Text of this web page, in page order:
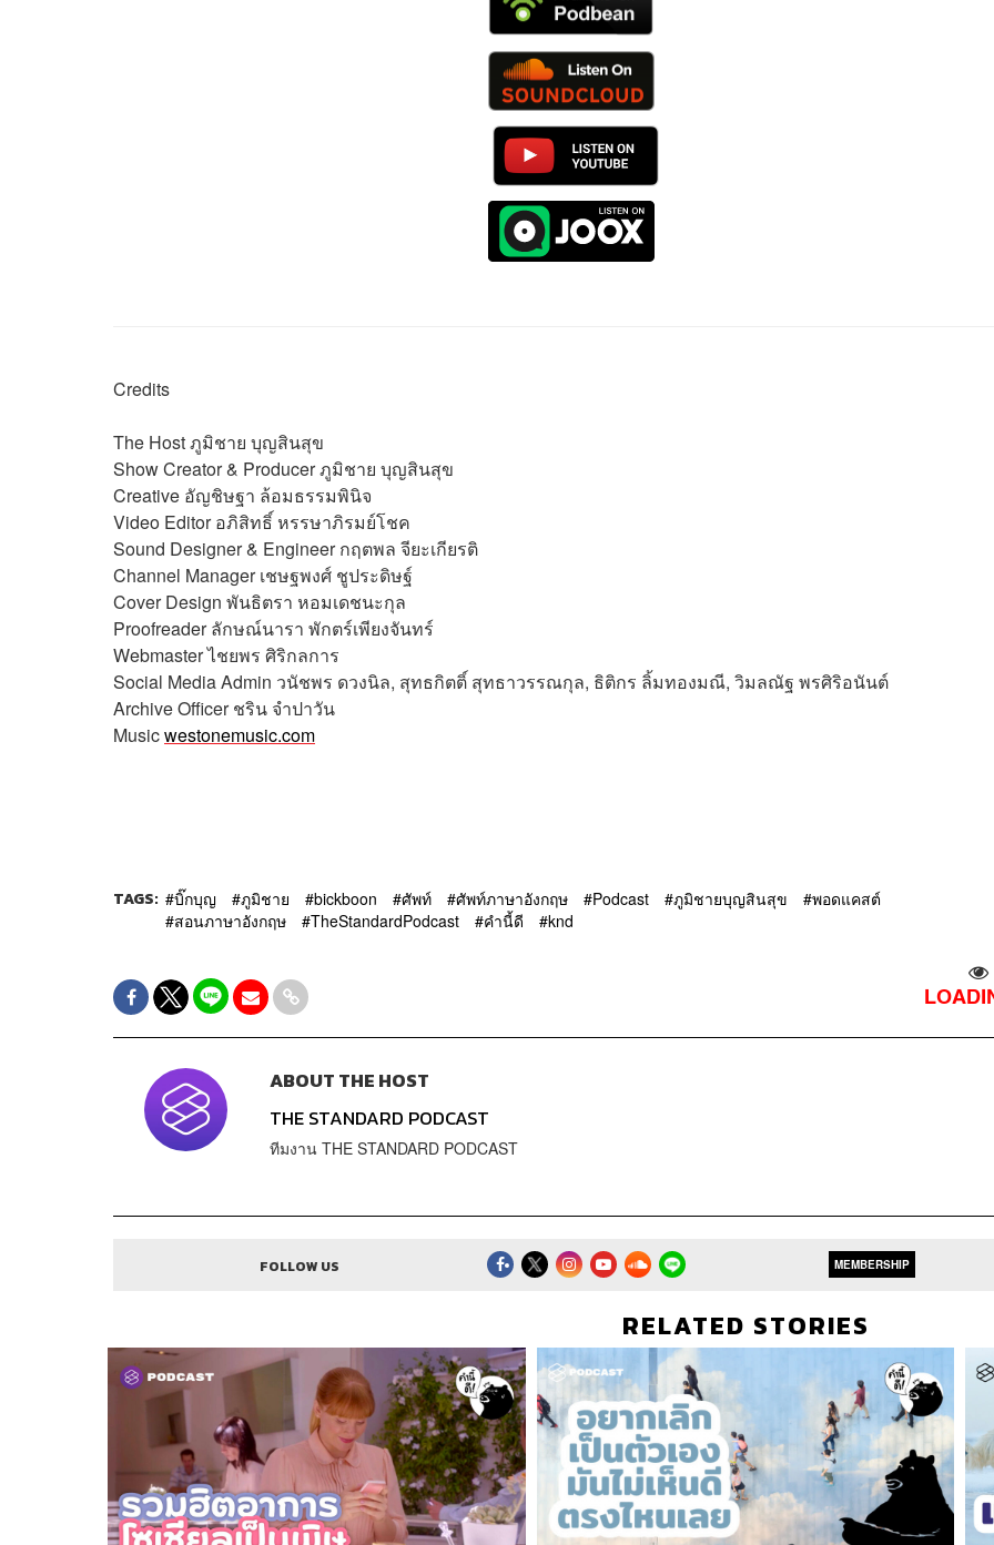
Credits
The Hostภูมิชาย บุญสินสุข
Show Creator & Producerภูมิชาย บุญสินสุข
Creative อัญชิษฐา ล้อมธรรมพินิจ
Video Editorอภิสิทธิ์​ หรรษาภิรมย์โชค
Sound Designer & Engineerกฤตพล จียะเกียรติ
Channel Managerเชษฐพงศ์ ชูประดิษฐ์
Cover Design พันธิตรา หอมเดชนะกุล
Proofreaderลักษณ์นารา พักตร์เพียงจันทร์
Webmasterไชยพร ศิริกลการ
Social Media Admin วนัชพร ดวงนิล, สุทธกิตติ์​ สุทธาวรรณกุล, ธิติกร ลิ้มทองมณี, วิมลณัฐ พรศิริอนันต์
Archive Officerชริน จำปาวัน
Musicwestonemusic.com
TAGS: บิ๊กบุญ ภูมิชาย bickboon ศัพท์ ศัพท์ภาษาอังกฤษ Podcast ภูมิชายบุญสินสุข
พอดแคสต์
สอนภาษาอังกฤษ
TheStandardPodcast คำนี้ดี knd
ABOUT THE HOST
THE STANDARD PODCAST
ทีมงาน THE STANDARD PODCAST
FOLLOW US MEMBERSHIP
RELATED STORIES